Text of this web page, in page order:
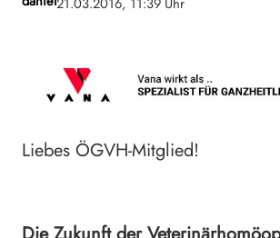
Liebes ÖGVH-Mitglied!